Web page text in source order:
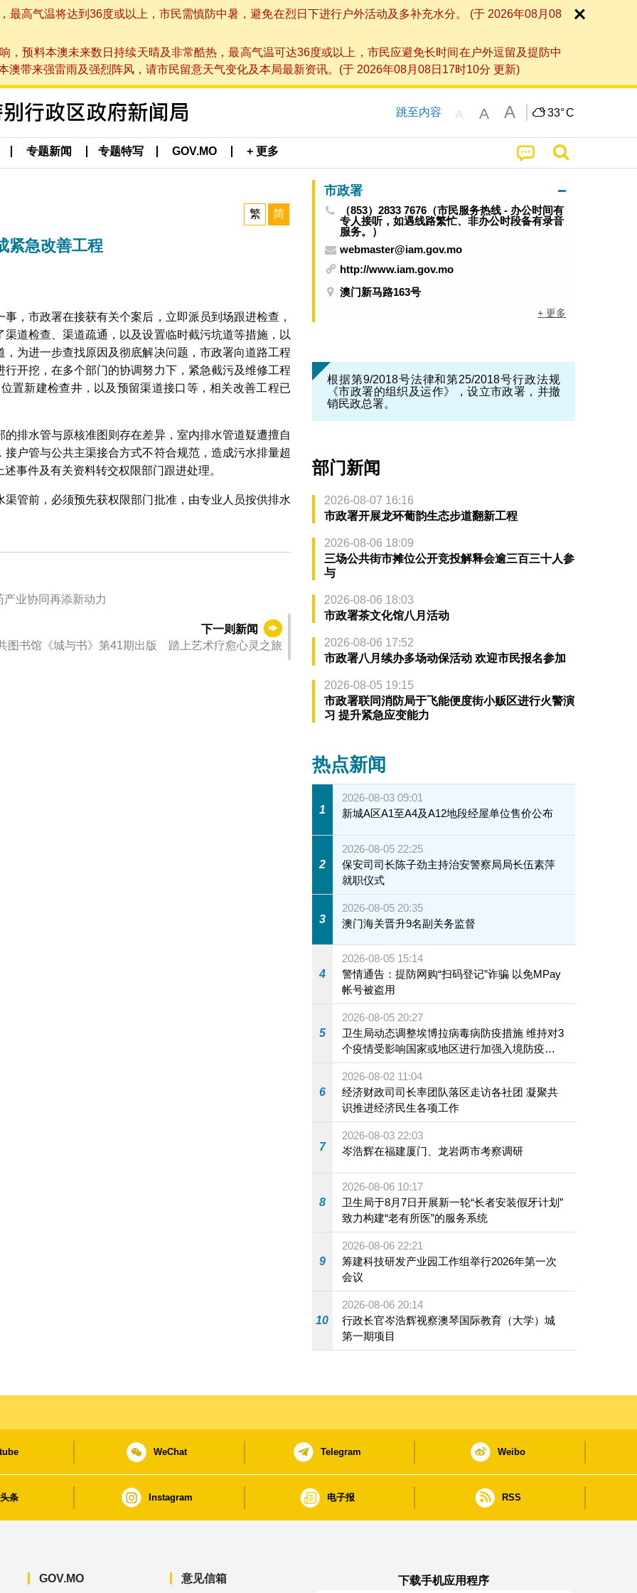
最高气温将达到36度或以上，市民需慎防中暑，避免在烈日下进行户外活动及多补充水分。 (于 2026年08月08
，预料本澳未来数日持续天晴及非常酷热，最高气温可达36度或以上，市民应避免长时间在户外逗留及提防中
澳带来强雷雨及强烈阵风，请市民留意天气变化及本局最新资讯。(于 2026年08月08日17时10分 更新)
跳至内容 A A A 33°C
专题新闻 专题特写 GOV.MO + 更多
繁 简
紧急改善工程
，市政署在接获有关个案后，立即派员到场跟进检查，
道检查、渠道疏通，以及设置临时截污坑道等措施，以
为进一步查找原因及彻底解决问题，市政署向道路工程
开挖，在多个部门的协调努力下，紧急截污及维修工程
置新建检查井，以及预留渠道接口等，相关改善工程已
排水管与原核准图则存在差异，室内排水管道疑遭擅自
户管与公共主渠接合方式不符合规范，造成污水排量超
事件及有关资料转交权限部门跟进处理。
管前，必须预先获权限部门批准，由专业人员按供排水
产业协同再添新动力
下一则新闻
图书馆《城与书》第41期出版 踏上艺术疗愈心灵之旅
市政署
（853）2833 7676（市民服务热线 - 办公时间有
专人接听，如遇线路繁忙、非办公时段备有录音
服务。）
webmaster@iam.gov.mo
http://www.iam.gov.mo
澳门新马路163号
+ 更多
根据第9/2018号法律和第25/2018号行政法规
《市政署的组织及运作》，设立市政署，并撤
销民政总署。
部门新闻
2026-08-07 16:16
市政署开展龙环葡韵生态步道翻新工程
2026-08-06 18:09
三场公共街市摊位公开竞投解释会逾三百三十人参
与
2026-08-06 18:03
市政署茶文化馆八月活动
2026-08-06 17:52
市政署八月续办多场动保活动 欢迎市民报名参加
2026-08-05 19:15
市政署联同消防局于飞能便度街小贩区进行火警演
习 提升紧急应变能力
热点新闻
1
2026-08-03 09:01
新城A区A1至A4及A12地段经屋单位售价公布
2
2026-08-05 22:25
保安司司长陈子劲主持治安警察局局长伍素萍
就职仪式
3
2026-08-05 20:35
澳门海关晋升9名副关务监督
4
2026-08-05 15:14
警情通告：提防网购“扫码登记”诈骗 以免MPay
帐号被盗用
5
2026-08-05 20:27
卫生局动态调整埃博拉病毒病防疫措施 维持对3
个疫情受影响国家或地区进行加强入境防疫措
施
6
2026-08-02 11:04
经济财政司司长率团队落区走访各社团 凝聚共
识推进经济民生各项工作
7
2026-08-03 22:03
岑浩辉在福建厦门、龙岩两市考察调研
8
2026-08-06 10:17
卫生局于8月7日开展新一轮“长者安装假牙计划”
致力构建“老有所医”的服务系统
9
2026-08-06 22:21
筹建科技研发产业园工作组举行2026年第一次
会议
10
2026-08-06 20:14
行政长官岑浩辉视察澳琴国际教育（大学）城
第一期项目
WeChat Telegram Weibo
条 Instagram 电子报 RSS
GOV.MO 意见信箱
下载手机应用程序